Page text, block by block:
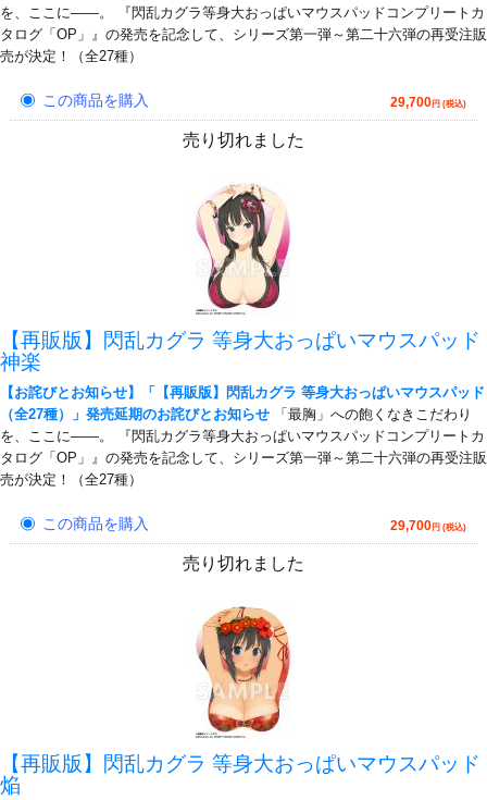
を、ここに――。 『閃乱カグラ等身大おっぱいマウスパッドコンプリートカ
タログ「OP」』の発売を記念して、シリーズ第一弾～第二十六弾の再受注販
売が決定！（全27種）
この商品を購入 29,700円 (税込)
売り切れました
【再販版】閃乱カグラ 等身大おっぱいマウスパッド
神楽
【お詫びとお知らせ】「【再販版】閃乱カグラ 等身大おっぱいマウスパッド
（全27種）」発売延期のお詫びとお知らせ 「最胸」への飽くなきこだわり
を、ここに――。 『閃乱カグラ等身大おっぱいマウスパッドコンプリートカ
タログ「OP」』の発売を記念して、シリーズ第一弾～第二十六弾の再受注販
売が決定！（全27種）
この商品を購入 29,700円 (税込)
売り切れました
【再販版】閃乱カグラ 等身大おっぱいマウスパッド
焔